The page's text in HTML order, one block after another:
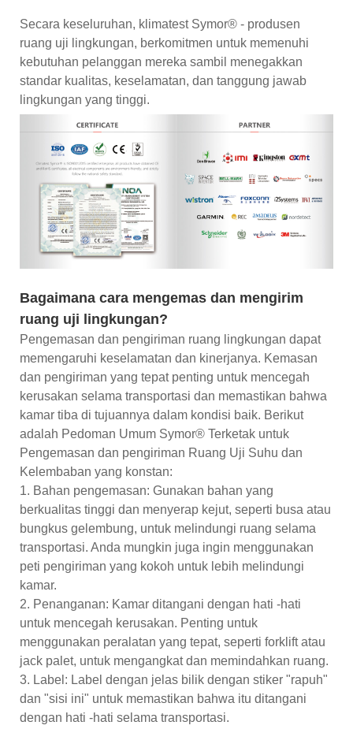
Secara keseluruhan, klimatest Symor® - produsen
ruang uji lingkungan, berkomitmen untuk memenuhi
kebutuhan pelanggan mereka sambil menegakkan
standar kualitas, keselamatan, dan tanggung jawab
lingkungan yang tinggi.
Bagaimana cara mengemas dan mengirim
ruang uji lingkungan?
Pengemasan dan pengiriman ruang lingkungan dapat
memengaruhi keselamatan dan kinerjanya. Kemasan
dan pengiriman yang tepat penting untuk mencegah
kerusakan selama transportasi dan memastikan bahwa
kamar tiba di tujuannya dalam kondisi baik. Berikut
adalah Pedoman Umum Symor® Terketak untuk
Pengemasan dan pengiriman Ruang Uji Suhu dan
Kelembaban yang konstan:
1. Bahan pengemasan: Gunakan bahan yang
berkualitas tinggi dan menyerap kejut, seperti busa atau
bungkus gelembung, untuk melindungi ruang selama
transportasi. Anda mungkin juga ingin menggunakan
peti pengiriman yang kokoh untuk lebih melindungi
kamar.
2. Penanganan: Kamar ditangani dengan hati -hati
untuk mencegah kerusakan. Penting untuk
menggunakan peralatan yang tepat, seperti forklift atau
jack palet, untuk mengangkat dan memindahkan ruang.
3. Label: Label dengan jelas bilik dengan stiker "rapuh"
dan "sisi ini" untuk memastikan bahwa itu ditangani
dengan hati -hati selama transportasi.